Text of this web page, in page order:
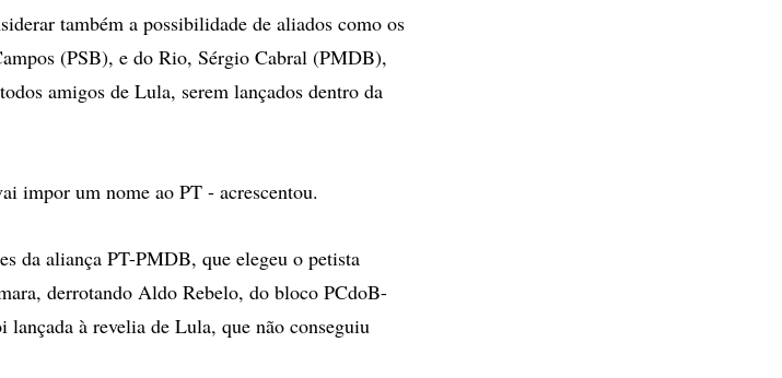
também a possibilidade de aliados como os
(PSB), e do Rio, Sérgio Cabral (PMDB),
amigos de Lula, serem lançados dentro da
impor um nome ao PT - acrescentou.
da aliança PT-PMDB, que elegeu o petista
derrotando Aldo Rebelo, do bloco PCdoB-
à revelia de Lula, que não conseguiu